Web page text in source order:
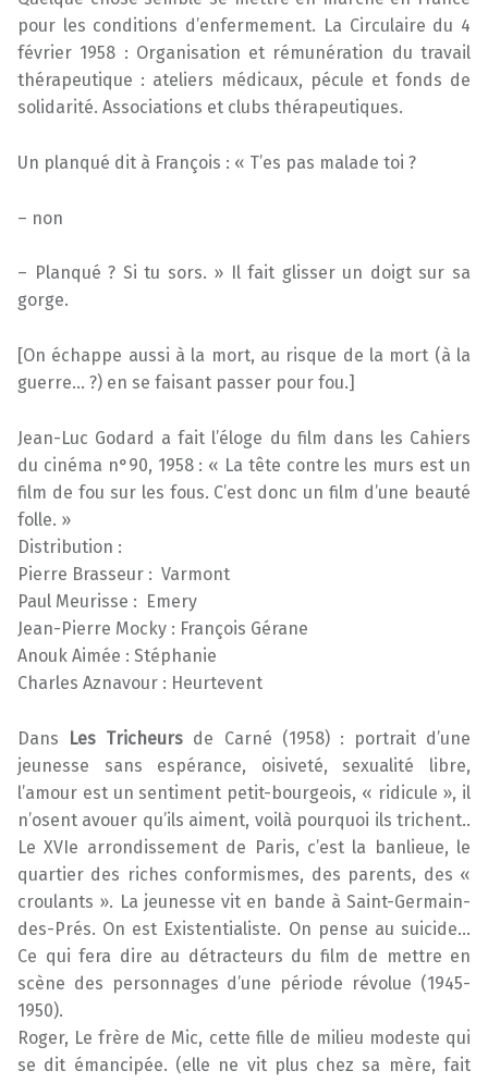
pour les conditions d’enfermement. La Circulaire du 4
février 1958 : Organisation et rémunération du travail
thérapeutique : ateliers médicaux, pécule et fonds de
solidarité. Associations et clubs thérapeutiques.
Un planqué dit à François : « T’es pas malade toi ?
– non
– Planqué ? Si tu sors. » Il fait glisser un doigt sur sa
gorge.
[On échappe aussi à la mort, au risque de la mort (à la
guerre… ?) en se faisant passer pour fou.]
Jean-Luc Godard a fait l’éloge du film dans les Cahiers
du cinéma n°90,‎ 1958 : « La tête contre les murs est un
film de fou sur les fous. C’est donc un film d’une beauté
folle. »
Distribution :
Pierre Brasseur : Varmont
Paul Meurisse : Emery
Jean-Pierre Mocky : François Gérane
Anouk Aimée : Stéphanie
Charles Aznavour : Heurtevent
Dans Les Tricheurs de Carné (1958) : portrait d’une
jeunesse sans espérance, oisiveté, sexualité libre,
l’amour est un sentiment petit-bourgeois, « ridicule », il
n’osent avouer qu’ils aiment, voilà pourquoi ils trichent..
Le XVIe arrondissement de Paris, c’est la banlieue, le
quartier des riches conformismes, des parents, des «
croulants ». La jeunesse vit en bande à Saint-Germain-
des-Prés. On est Existentialiste. On pense au suicide…
Ce qui fera dire au détracteurs du film de mettre en
scène des personnages d’une période révolue (1945-
1950).
Roger, Le frère de Mic, cette fille de milieu modeste qui
se dit émancipée. (elle ne vit plus chez sa mère, fait